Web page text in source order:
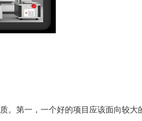
第一，一个好的项目应该面向较